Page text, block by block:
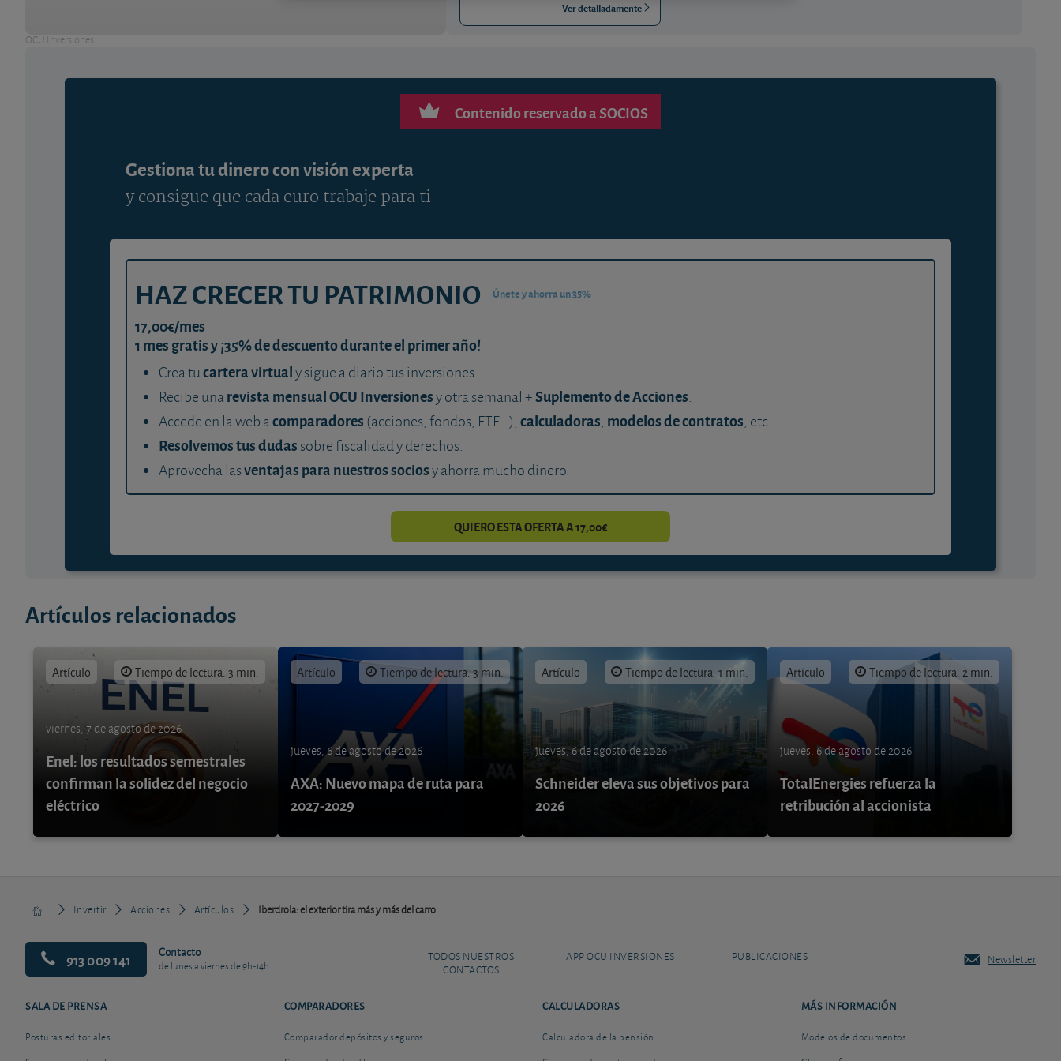
OCU Inversiones
Ver detalladamente
Contenido reservado a SOCIOS
Gestiona tu dinero con visión experta
y consigue que cada euro trabaje para ti
HAZ CRECER TU PATRIMONIO Únete y ahorra un 35%
17,00€/mes
1 mes gratis y ¡35% de descuento durante el primer año!
Crea tucartera virtualy sigue a diario tus inversiones.
Recibe unarevista mensual OCU Inversionesy otra semanal +Suplemento de Acciones.
Accede en la web acomparadores (acciones, fondos, ETF...), calculadoras, modelos de contratos, etc.
Resolvemos tus dudas sobre fiscalidad y derechos.
Aprovecha lasventajas para nuestros sociosy ahorra mucho dinero.
QUIERO ESTA OFERTA A 17,00€
Artículos relacionados
Artículo Tiempo de lectura: 3 min.
viernes, 7 de agosto de 2026
Enel: los resultados semestrales
confirman la solidez del negocio
eléctrico
Artículo Tiempo de lectura: 3 min.
jueves, 6 de agosto de 2026
AXA: Nuevo mapa de ruta para
2027-2029
Artículo Tiempo de lectura: 1 min.
jueves, 6 de agosto de 2026
Schneider eleva sus objetivos para
2026
Artículo Tiempo de lectura: 2 min.
jueves, 6 de agosto de 2026
TotalEnergies refuerza la
retribución al accionista
Invertir Acciones Artículos Iberdrola: el exterior tira más y más del carro
913 009 141 Contacto
de lunes a viernes de 9h-14h
TODOS NUESTROS
CONTACTOS
APP OCU INVERSIONES PUBLICACIONES Newsletter
SALA DE PRENSA
Posturas editoriales
COMPARADORES
Comparador depósitos y seguros
CALCULADORAS
Calculadora de la pensión
MÁS INFORMACIÓN
Modelos de documentos